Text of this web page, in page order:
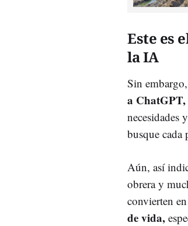
Este es
la IA
Sin
a ChatGPT,
necesidades
busque cada
Aún, así
obrera y
convierten
de vida,